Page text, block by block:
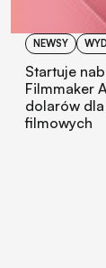
NEWSY
Startuje
Filmmaker
dolarów
filmowych